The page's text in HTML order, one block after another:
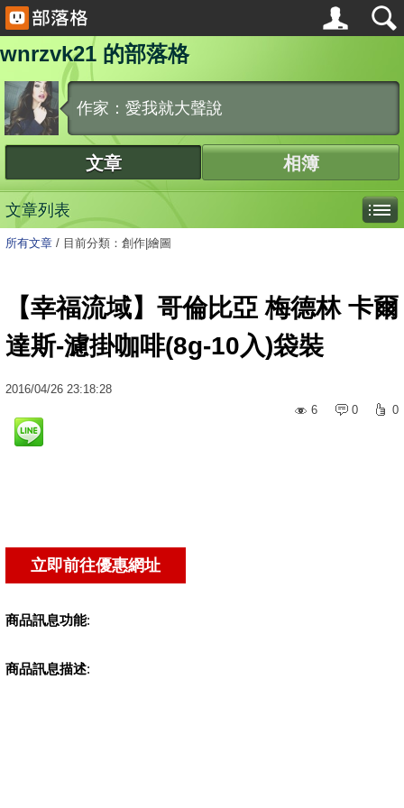
wnrzvk21 的部落格
作家：愛我就大聲說
文章 相簿
文章列表
所有文章 / 目前分類：創作|繪圖
【幸福流域】哥倫比亞 梅德林 卡爾
達斯-濾掛咖啡(8g-10入)袋裝
2016/04/26 23:18:28
6
0 0
商品訊息功能:
商品訊息描述: